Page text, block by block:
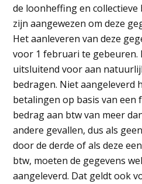
de loonheffing en
zijn aangewezen om deze
Het aanleveren van deze
voor 1 februari te gebeuren.
uitsluitend voor aan
bedragen. Niet aangeleverd
betalingen op basis van een
bedrag aan btw van meer
andere gevallen, dus als
door de derde of als deze
btw, moeten de gegevens
aangeleverd. Dat geldt ook